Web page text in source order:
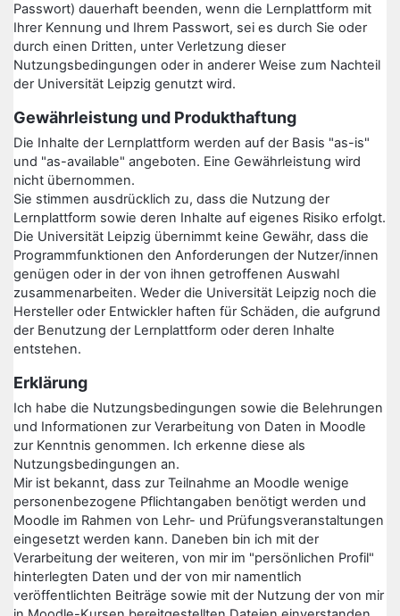
Passwort) dauerhaft beenden, wenn die Lernplattform mit
Ihrer Kennung und Ihrem Passwort, sei es durch Sie oder
durch einen Dritten, unter Verletzung dieser
Nutzungsbedingungen oder in anderer Weise zum Nachteil
der Universität Leipzig genutzt wird.
Gewährleistung und Produkthaftung
Die Inhalte der Lernplattform werden auf der Basis "as-is"
und "as-available" angeboten. Eine Gewährleistung wird
nicht übernommen.
Sie stimmen ausdrücklich zu, dass die Nutzung der
Lernplattform sowie deren Inhalte auf eigenes Risiko erfolgt.
Die Universität Leipzig übernimmt keine Gewähr, dass die
Programmfunktionen den Anforderungen der Nutzer/innen
genügen oder in der von ihnen getroffenen Auswahl
zusammenarbeiten. Weder die Universität Leipzig noch die
Hersteller oder Entwickler haften für Schäden, die aufgrund
der Benutzung der Lernplattform oder deren Inhalte
entstehen.
Erklärung
Ich habe die Nutzungsbedingungen sowie die Belehrungen
und Informationen zur Verarbeitung von Daten in Moodle
zur Kenntnis genommen. Ich erkenne diese als
Nutzungsbedingungen an.
Mir ist bekannt, dass zur Teilnahme an Moodle wenige
personenbezogene Pflichtangaben benötigt werden und
Moodle im Rahmen von Lehr- und Prüfungsveranstaltungen
eingesetzt werden kann. Daneben bin ich mit der
Verarbeitung der weiteren, von mir im "persönlichen Profil"
hinterlegten Daten und der von mir namentlich
veröffentlichten Beiträge sowie mit der Nutzung der von mir